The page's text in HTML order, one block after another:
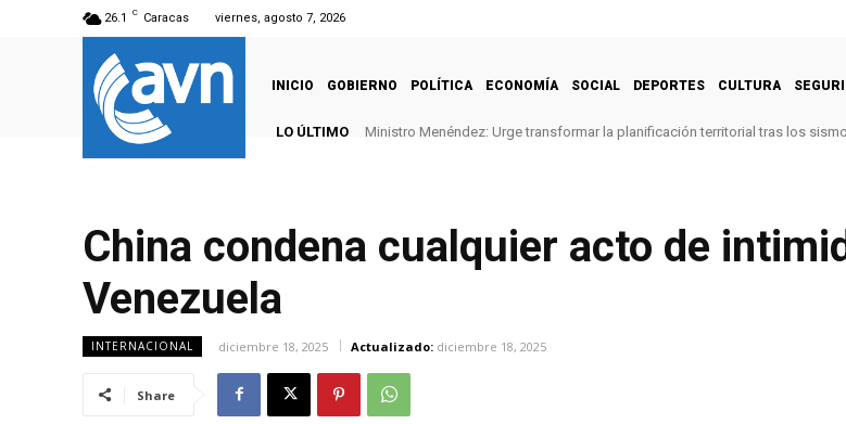
26.1 C Caracas viernes, agosto 7, 2026
INICIO GOBIERNO POLÍTICA ECONOMÍA SOCIAL DEPORTES CULTURA
LO ÚLTIMO Ministro Menéndez: Urge transformar la planificación territorial tras los
China condena cualquier acto de
Venezuela
INTERNACIONAL diciembre 18, 2025 Actualizado: diciembre 18, 2025
Share